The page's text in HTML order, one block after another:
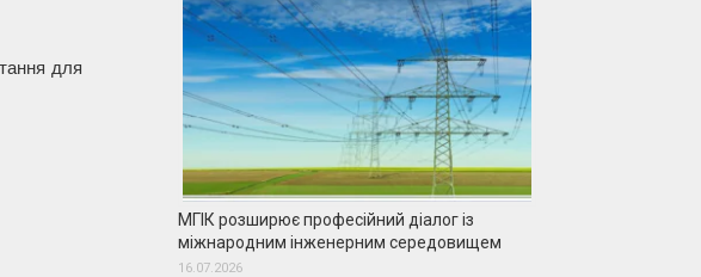
для
МГІК розширює професійний діалог із
міжнародним інженерним середовищем
16.07.2026